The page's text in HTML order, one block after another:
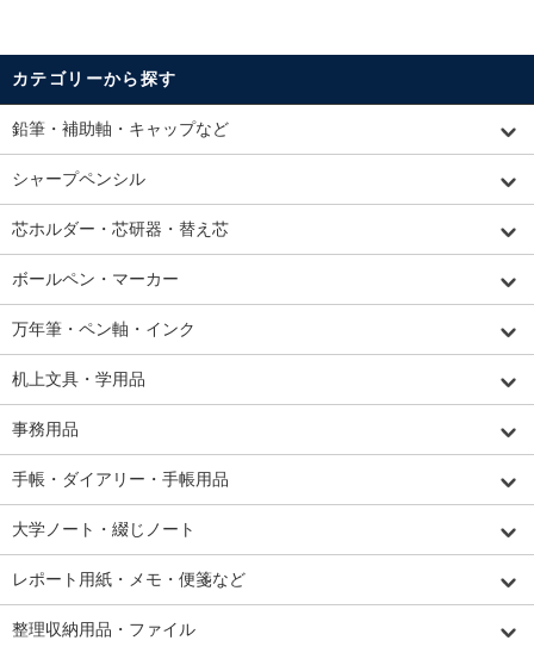
カテゴリーから探す
鉛筆・補助軸・キャップなど
シャープペンシル
芯ホルダー・芯研器・替え芯
ボールペン・マーカー
万年筆・ペン軸・インク
机上文具・学用品
事務用品
手帳・ダイアリー・手帳用品
大学ノート・綴じノート
レポート用紙・メモ・便箋など
整理収納用品・ファイル